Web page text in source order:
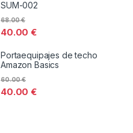
SUM-002
40.00€
68.00€
Portaequipajes de techo
Amazon Basics
40.00€
60.00€